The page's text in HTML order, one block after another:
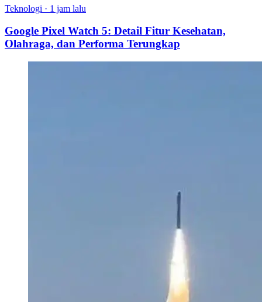
Teknologi · 1 jam lalu
Google Pixel Watch 5: Detail Fitur Kesehatan,
Olahraga, dan Performa Terungkap